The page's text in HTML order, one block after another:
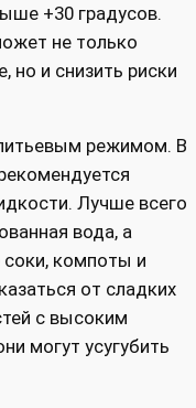
+30 градусов.
не только
но и снизить риски
режимом. В
Лучше всего
вода, а
компоты и
от сладких
с высоким
могут усугубить